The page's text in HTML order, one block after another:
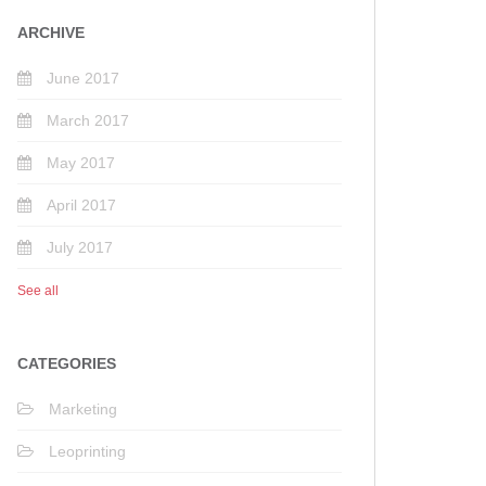
ARCHIVE
June 2017
March 2017
May 2017
April 2017
July 2017
See all
CATEGORIES
Marketing
Leoprinting